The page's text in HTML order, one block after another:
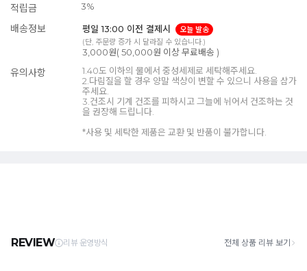
적립금 3%
배송정보 평일 13:00 이전 결제시
오늘 발송
(단, 주문량 증가 시 달라질 수 있습니다.)
3,000원( 50,000원 이상 무료배송 )
유의사항
1.40도 이하의 물에서 중성세제로 세탁해주세요.
2.다림질을 할 경우 양말 색상이 변할 수 있으니 사용을 삼가
주세요.
3.건조시 기계 건조를 피하시고 그늘에 뉘어서 건조하는 것
을 권장해 드립니다.
*사용 및 세탁한 제품은 교환 및 반품이 불가합니다.